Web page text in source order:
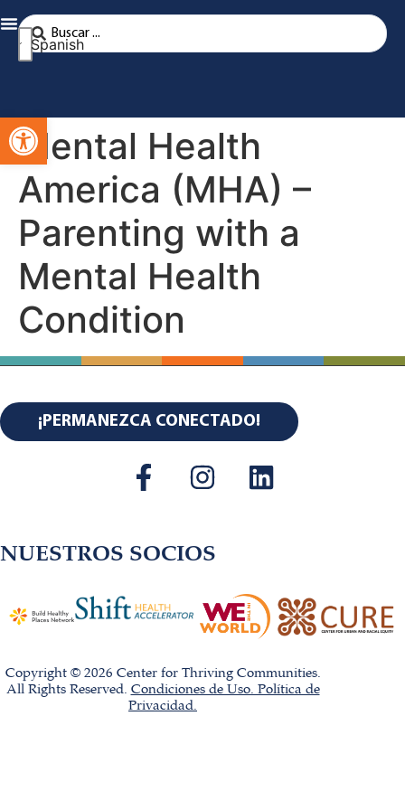
Spanish
Mental Health
America (MHA) –
Parenting with a
Mental Health
Condition
¡PERMANEZCA CONECTADO!
NUESTROS SOCIOS
Copyright © 2026 Center for Thriving Communities.
All Rights Reserved. Condiciones de Uso. Política de
Privacidad.
Abra la barra de herramientas